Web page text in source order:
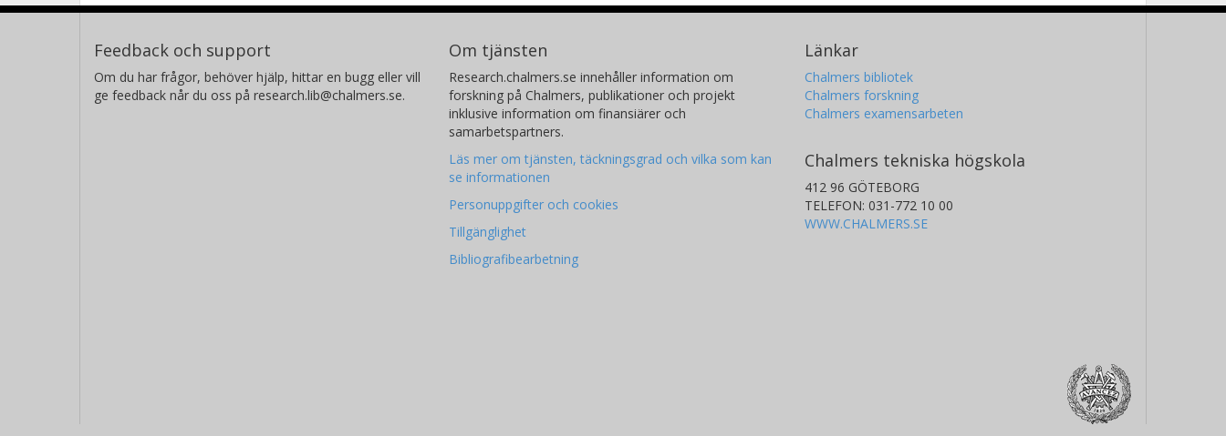
Feedback och support
Om du har frågor, behöver hjälp, hittar en bugg eller vill
ge feedback når du oss på research.lib@chalmers.se.
Om tjänsten
Research.chalmers.se innehåller information om
forskning på Chalmers, publikationer och projekt
inklusive information om finansiärer och
samarbetspartners.
Läs mer om tjänsten, täckningsgrad och vilka som kan
se informationen
Personuppgifter och cookies
Tillgänglighet
Bibliografibearbetning
Länkar
Chalmers bibliotek
Chalmers forskning
Chalmers examensarbeten
Chalmers tekniska högskola
412 96 GÖTEBORG
TELEFON: 031-772 10 00
WWW.CHALMERS.SE